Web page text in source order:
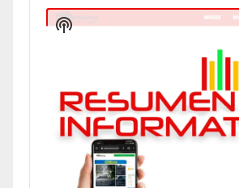
Player
Show